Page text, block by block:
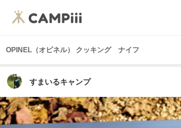
OPINEL（オピネル） クッキング ナイフ
すまいるキャンプ